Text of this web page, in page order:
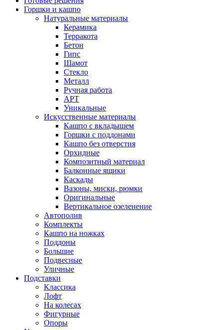
Горшки и кашпо
Натуральные материалы
Керамика
Терракота
Бетон
Гипс
Шамот
Стекло
Металл
Ручная работа
АРТ
Уникальные
Искусственные материалы
Кашпо с вкладышем
Горшки с поддонами
Кашпо без отверстия
Орхидные
Композитный материал
Балконные ящики
Каскады
Вазоны, миски, рюмки
Оригинальные
Вертикальное озеленение
Автополив
Комплекты
Кашпо на ножках
Поддоны
Большие
Подвесные
Уличные
Подставки
Классика
Лофт
На колесах
Фигурные
Опоры